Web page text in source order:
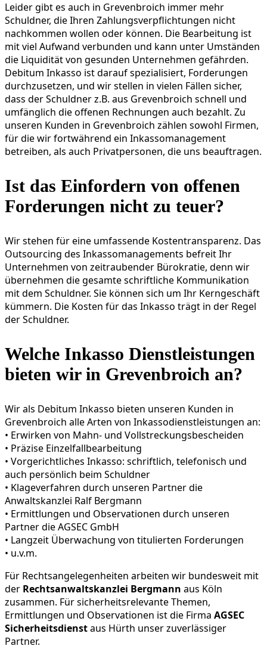
Leider gibt es auch in Grevenbroich immer mehr
Schuldner, die Ihren Zahlungsverpflichtungen nicht
nachkommen wollen oder können. Die Bearbeitung ist
mit viel Aufwand verbunden und kann unter Umständen
die Liquidität von gesunden Unternehmen gefährden.
Debitum Inkasso ist darauf spezialisiert, Forderungen
durchzusetzen, und wir stellen in vielen Fällen sicher,
dass der Schuldner z.B. aus Grevenbroich schnell und
umfänglich die offenen Rechnungen auch bezahlt. Zu
unseren Kunden in Grevenbroich zählen sowohl Firmen,
für die wir fortwährend ein Inkassomanagement
betreiben, als auch Privatpersonen, die uns beauftragen.
Ist das Einfordern von offenen
Forderungen nicht zu teuer?
Wir stehen für eine umfassende Kostentransparenz. Das
Outsourcing des Inkassomanagements befreit Ihr
Unternehmen von zeitraubender Bürokratie, denn wir
übernehmen die gesamte schriftliche Kommunikation
mit dem Schuldner. Sie können sich um Ihr Kerngeschäft
kümmern. Die Kosten für das Inkasso trägt in der Regel
der Schuldner.
Welche Inkasso Dienstleistungen
bieten wir in Grevenbroich an?
Wir als Debitum Inkasso bieten unseren Kunden in
Grevenbroich alle Arten von Inkassodienstleistungen an:
• Erwirken von Mahn- und Vollstreckungsbescheiden
• Präzise Einzelfallbearbeitung
• Vorgericht­liches Inkasso: schriftlich, telefonisch und
auch persönlich beim Schuldner
• Klageverfahren durch unseren Partner die
Anwaltskanzlei Ralf Bergmann
• Ermittlungen und Observationen durch unseren
Partner die AGSEC GmbH
• Langzeit Überwachung von titulierten Forderungen
• u.v.m.
Für Rechtsangelegenheiten arbeiten wir bundesweit mit
der Rechtsanwaltskanzlei Bergmann aus Köln
zusammen. Für sicherheitsrelevante Themen,
Ermittlungen und Observationen ist die Firma AGSEC
Sicherheitsdienstaus Hürth unser zuverlässiger
Partner.